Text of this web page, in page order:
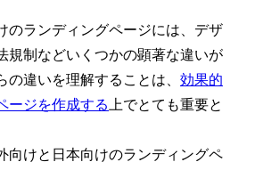
のランディングページには、デザ
規制などいくつかの顕著な違いが
の違いを理解することは、 効果的
ージを作成する 上でとても重要と
向けと日本向けのランディングペ